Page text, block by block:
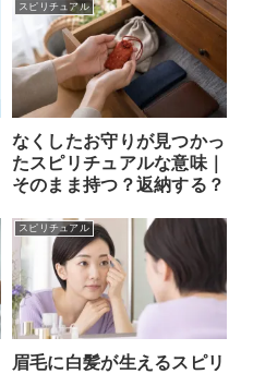
スピリチュアル
なくしたお守りが見つかっ
たスピリチュアルな意味｜
そのまま持つ？返納する？
スピリチュアル
眉毛に白髪が生えるスピリ